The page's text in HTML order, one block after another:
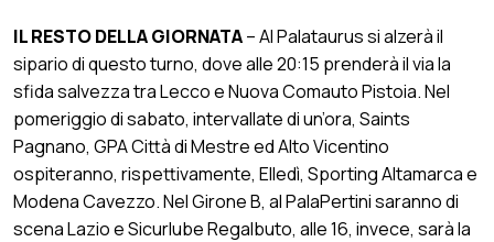
IL RESTO DELLA GIORNATA– Al Palataurus si alzerà il
sipario di questo turno, dove alle 20:15 prenderà il via la
sfida salvezza tra Lecco e Nuova Comauto Pistoia. Nel
pomeriggio di sabato, intervallate di un’ora, Saints
Pagnano, GPA Città di Mestre ed Alto Vicentino
ospiteranno, rispettivamente, Elledì, Sporting Altamarca e
Modena Cavezzo. Nel Girone B, al PalaPertini saranno di
scena Lazio e Sicurlube Regalbuto, alle 16, invece, sarà la